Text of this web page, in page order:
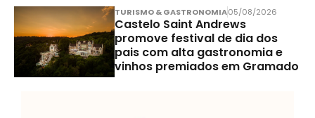
TURISMO & GASTRONOMIA05/08/2026
Castelo Saint Andrews
promove festival de dia dos
pais com alta gastronomia e
vinhos premiados em Gramado